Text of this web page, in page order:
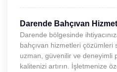
Darende Bahçıvan
Darende bölgesinde
bahçıvan hizmetleri çözümleri
uzman, güvenilir ve deneyimli
kalitenizi artırın. İşletmenize